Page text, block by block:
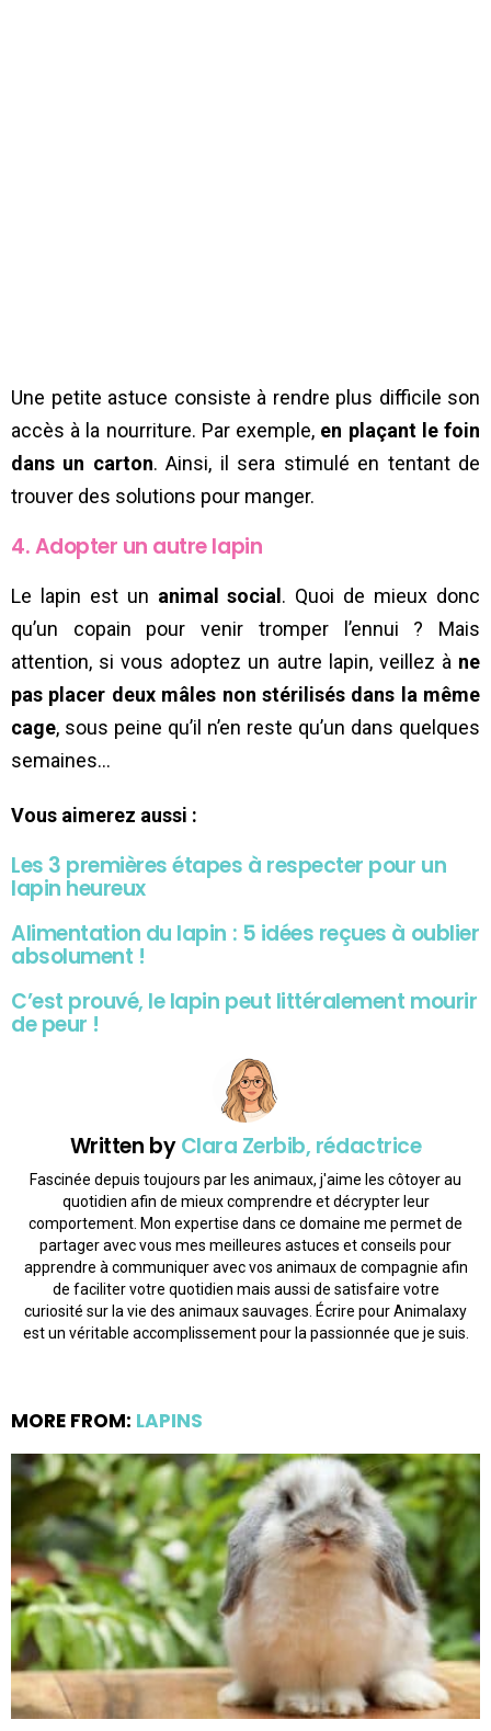
Une petite astuce consiste à rendre plus difficile son
accès à la nourriture. Par exemple, en plaçant le foin
dans un carton. Ainsi, il sera stimulé en tentant de
trouver des solutions pour manger.
4. Adopter un autre lapin
Le lapin est un animal social . Quoi de mieux donc
qu’un copain pour venir tromper l’ennui ? Mais
attention, si vous adoptez un autre lapin, veillez à ne
pas placer deux mâles non stérilisés dans la même
cage, sous peine qu’il n’en reste qu’un dans quelques
semaines…
Vous aimerez aussi :
Les 3 premières étapes à respecter pour un
lapin heureux
Alimentation du lapin : 5 idées reçues à oublier
absolument !
C’est prouvé, le lapin peut littéralement mourir
de peur !
Written byClara Zerbib, rédactrice
Fascinée depuis toujours par les animaux, j'aime les côtoyer au
quotidien afin de mieux comprendre et décrypter leur
comportement. Mon expertise dans ce domaine me permet de
partager avec vous mes meilleures astuces et conseils pour
apprendre à communiquer avec vos animaux de compagnie afin
de faciliter votre quotidien mais aussi de satisfaire votre
curiosité sur la vie des animaux sauvages. Écrire pour Animalaxy
est un véritable accomplissement pour la passionnée que je suis.
MORE FROM: LAPINS